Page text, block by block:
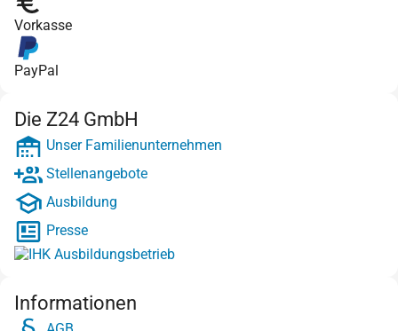
Vorkasse
PayPal
Die Z24 GmbH
Unser Familienunternehmen
Stellenangebote
Ausbildung
Presse
Informationen